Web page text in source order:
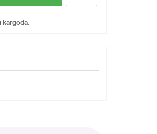
kargoda.